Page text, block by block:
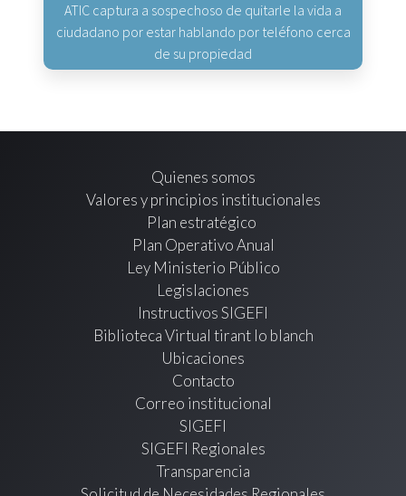
ATIC captura a sospechoso de quitarle la vida a
ciudadano por estar hablando por teléfono cerca
de su propiedad
Quienes somos
Valores y principios institucionales
Plan estratégico
Plan Operativo Anual
Ley Ministerio Público
Legislaciones
Instructivos SIGEFI
Biblioteca Virtual tirant lo blanch
Ubicaciones
Contacto
Correo institucional
SIGEFI
SIGEFI Regionales
Transparencia